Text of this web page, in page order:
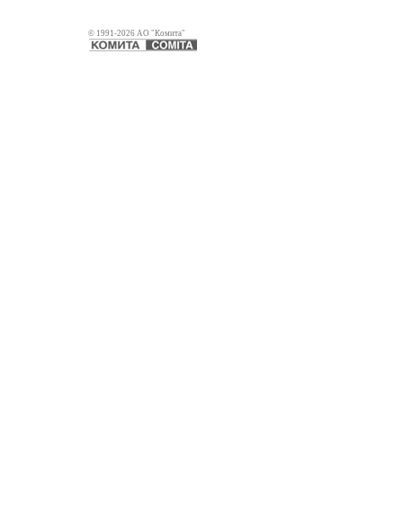
© 1991-2026 АО "Комита"